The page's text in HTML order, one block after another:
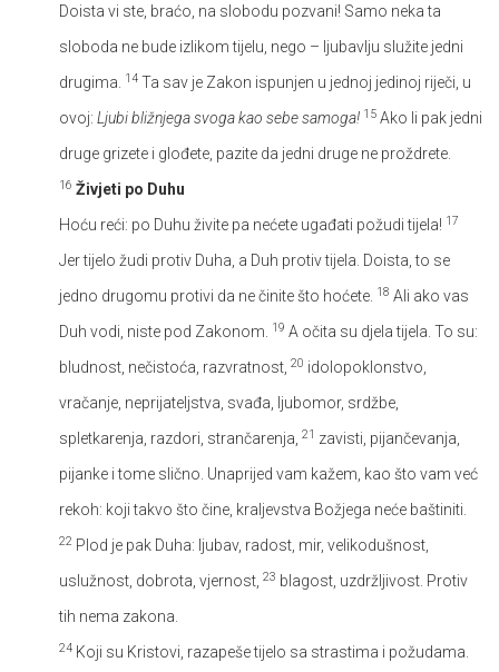
Doista vi ste, braćo, na slobodu pozvani! Samo neka ta
sloboda ne bude izlikom tijelu, nego – ljubavlju služite jedni
drugima.
14 Ta sav je Zakon ispunjen u jednoj jedinoj riječi, u
ovoj: Ljubi bližnjega svoga kao sebe samoga! 15 Ako li pak jedni
druge grizete i glođete, pazite da jedni druge ne proždrete.
16 Živjeti po Duhu
Hoću reći: po Duhu živite pa nećete ugađati požudi tijela! 17
Jer tijelo žudi protiv Duha, a Duh protiv tijela. Doista, to se
jedno drugomu protivi da ne činite što hoćete. 18 Ali ako vas
Duh vodi, niste pod Zakonom.
19 A očita su djela tijela. To su:
bludnost, nečistoća, razvratnost, 20 idolopoklonstvo,
vračanje, neprijateljstva, svađa, ljubomor, srdžbe,
spletkarenja, razdori, strančarenja, 21 zavisti, pijančevanja,
pijanke i tome slično. Unaprijed vam kažem, kao što vam već
rekoh: koji takvo što čine, kraljevstva Božjega neće baštiniti.
22 Plod je pak Duha: ljubav, radost, mir, velikodušnost,
uslužnost, dobrota, vjernost, 23 blagost, uzdržljivost. Protiv
tih nema zakona.
24 Koji su Kristovi, razapeše tijelo sa strastima i požudama.